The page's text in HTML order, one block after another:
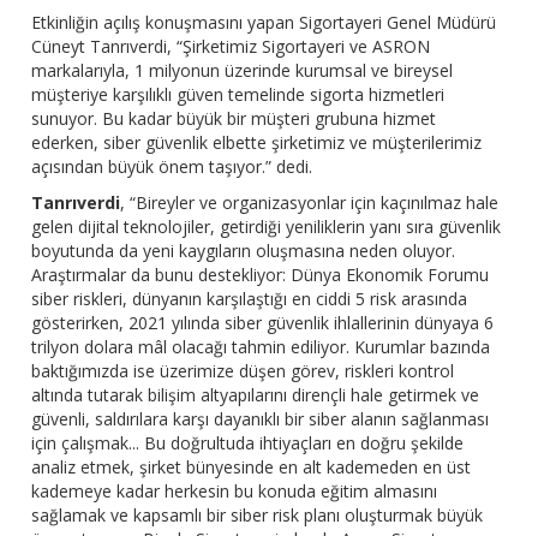
Etkinliğin açılış konuşmasını yapan Sigortayeri Genel Müdürü
Cüneyt Tanrıverdi, “Şirketimiz Sigortayeri ve ASRON
markalarıyla, 1 milyonun üzerinde kurumsal ve bireysel
müşteriye karşılıklı güven temelinde sigorta hizmetleri
sunuyor. Bu kadar büyük bir müşteri grubuna hizmet
ederken, siber güvenlik elbette şirketimiz ve müşterilerimiz
açısından büyük önem taşıyor.” dedi.
Tanrıverdi, “Bireyler ve organizasyonlar için kaçınılmaz hale
gelen dijital teknolojiler, getirdiği yeniliklerin yanı sıra güvenlik
boyutunda da yeni kaygıların oluşmasına neden oluyor.
Araştırmalar da bunu destekliyor: Dünya Ekonomik Forumu
siber riskleri, dünyanın karşılaştığı en ciddi 5 risk arasında
gösterirken, 2021 yılında siber güvenlik ihlallerinin dünyaya 6
trilyon dolara mâl olacağı tahmin ediliyor. Kurumlar bazında
baktığımızda ise üzerimize düşen görev, riskleri kontrol
altında tutarak bilişim altyapılarını dirençli hale getirmek ve
güvenli, saldırılara karşı dayanıklı bir siber alanın sağlanması
için çalışmak... Bu doğrultuda ihtiyaçları en doğru şekilde
analiz etmek, şirket bünyesinde en alt kademeden en üst
kademeye kadar herkesin bu konuda eğitim almasını
sağlamak ve kapsamlı bir siber risk planı oluşturmak büyük